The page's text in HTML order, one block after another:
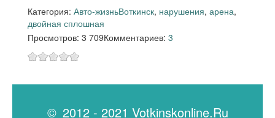
Категория: Авто-жизньВоткинск, нарушения, арена,
двойная сплошная
Просмотров: 3 709Комментариев: 3
© 2012 - 2021 Votkinskonline.Ru